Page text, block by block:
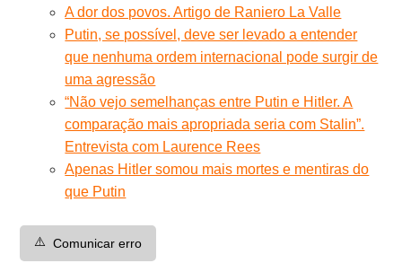
A dor dos povos. Artigo de Raniero La Valle
Putin, se possível, deve ser levado a entender
que nenhuma ordem internacional pode surgir de
uma agressão
“Não vejo semelhanças entre Putin e Hitler. A
comparação mais apropriada seria com Stalin”.
Entrevista com Laurence Rees
Apenas Hitler somou mais mortes e mentiras do
que Putin
⚠️ Comunicar erro